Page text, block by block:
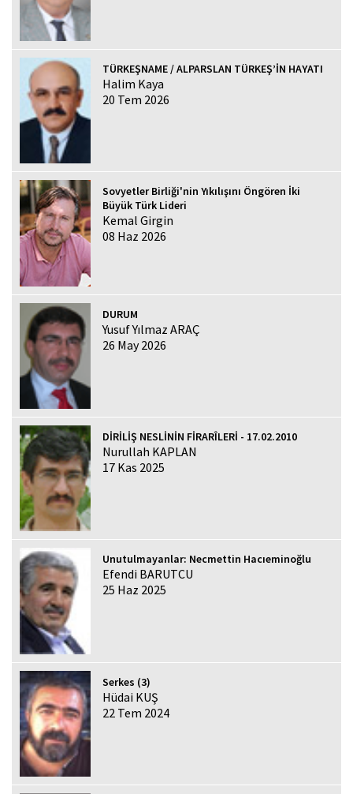
TÜRKEŞNAME / ALPARSLAN TÜRKEŞ’İN HAYATI
Halim Kaya
20 Tem 2026
Sovyetler Birliği'nin Yıkılışını Öngören İki
Büyük Türk Lideri
Kemal Girgin
08 Haz 2026
DURUM
Yusuf Yılmaz ARAÇ
26 May 2026
DİRİLİŞ NESLİNİN FİRARÎLERİ - 17.02.2010
Nurullah KAPLAN
17 Kas 2025
Unutulmayanlar: Necmettin Hacıeminoğlu
Efendi BARUTCU
25 Haz 2025
Serkes (3)
Hüdai KUŞ
22 Tem 2024